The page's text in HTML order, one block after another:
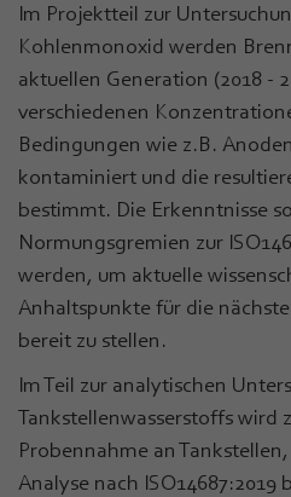
Im Projektteil zur
Kohlenmonoxid werden
aktuellen Generation (2018 -
verschiedenen
Bedingungen wie z.B.
kontaminiert und die
bestimmt. Die Erkenntnisse
Normungsgremien zur
werden, um aktuelle
Anhaltspunkte für die
bereit zu stellen.
Im Teil zur analytischen
Tankstellenwasserstoffs wird
Probennahme an
Analyse nach ISO14687:2019